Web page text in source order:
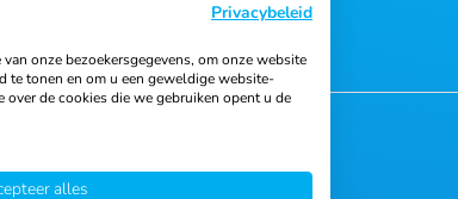
B.V.
Privacybeleid
onze bezoekersgegevens, om onze website
te tonen en om u een geweldige website-
over de cookies die we gebruiken opent u de
alles